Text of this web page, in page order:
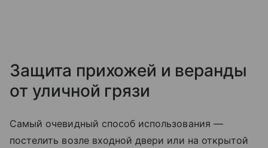
Защита прихожей и веранды
от уличной грязи
Самый очевидный способ использования —
постелить возле входной двери или на открытой